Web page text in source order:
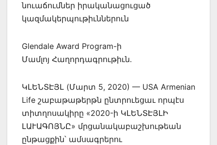
նուաճումներ իրականացուցած
կազմակերպութիւններուն
Glendale Award Program-ի
Մամլոյ Հաղորդագրութիւն.
ԿԼԵՆՏԷՅԼ (Մարտ 5, 2020) — USA Armenian
Life շաբաթաթերթն ընտրուեցաւ որպէս
տիտղոսակիրը «2020-ի ԿԼԵՆՏԷՅԼԻ
ԼԱՒԱԳՈՅՆԸ» մրցանակաբաշխութեան
ընթացքին՝ ամսագրերու